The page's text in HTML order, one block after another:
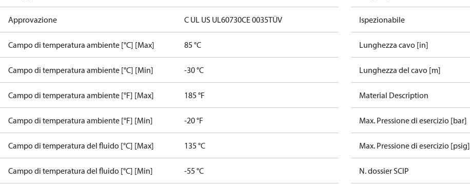
Approvazione C UL US UL60730CE 0035TÜV
Campo di temperatura ambiente [°C] [Max] 85 °C
Campo di temperatura ambiente [°C] [Min] -30 °C
Campo di temperatura ambiente [°F] [Max] 185 °F
Campo di temperatura ambiente [°F] [Min] -20 °F
Campo di temperatura del fluido [°C] [Max] 135 °C
Campo di temperatura del fluido [°C] [Min] -55 °C
Ispezionabile
Lunghezza cavo [in]
Lunghezza del cavo [m]
Material Description
Max. Pressione di esercizio [bar]
Max. Pressione di esercizio [psig]
N. dossier SCIP